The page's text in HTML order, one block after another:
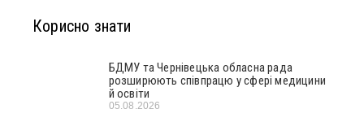
Корисно знати
БДМУ та Чернівецька обласна рада
розширюють співпрацю у сфері медицини
й освіти
05.08.2026